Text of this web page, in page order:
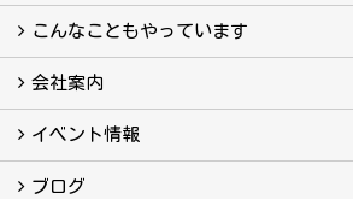
真っ直ぐの家づくり
自慢の大工たち
こだわりの自然素材
快適な家のエッセンス
注文住宅ができるまで
こんなこともやっています
こんなこともやっています
会社案内
会社案内
まるひろの人
スタッフ紹介
プライバシーポリシー
イベント情報
イベント予告
イベント報告
ブログ